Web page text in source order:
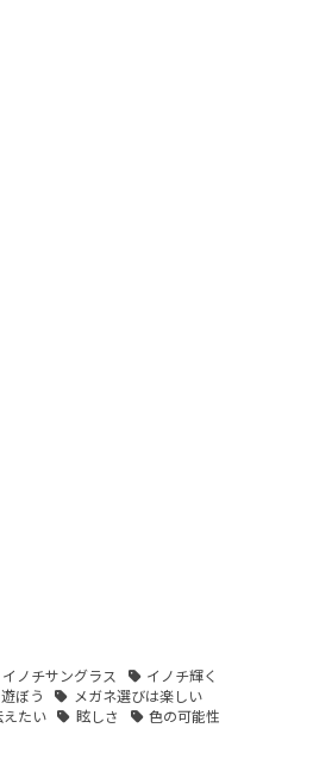
イノチサングラス
イノチ輝く
ぼう
メガネ選びは楽しい
えたい 眩しさ
色の可能性